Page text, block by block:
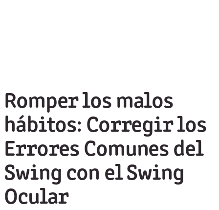
Romper los malos
hábitos: Corregir los
Errores Comunes del
Swing con el Swing
Ocular